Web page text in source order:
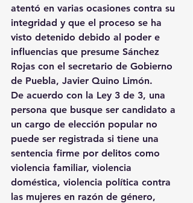
atentó en varias ocasiones contra su
integridad y que el proceso se ha
visto detenido debido al poder e
influencias que presume Sánchez
Rojas con el secretario de Gobierno
de Puebla, Javier Quino Limón.
De acuerdo con la Ley 3 de 3, una
persona que busque ser candidato a
un cargo de elección popular no
puede ser registrada si tiene una
sentencia firme por delitos como
violencia familiar, violencia
doméstica, violencia política contra
las mujeres en razón de género,